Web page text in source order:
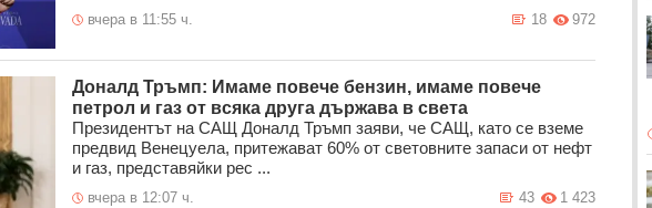
вчера в 11:55 ч. 972
18
Доналд Тръмп: Имаме повече бензин, имаме повече
петрол и газ от всяка друга държава в света
Президентът на САЩ Доналд Тръмп заяви, че САЩ, като се вземе
предвид Венецуела, притежават 60% от световните запаси от нефт
и газ, представяйки рес ...
вчера в 12:07 ч. 1 423
43